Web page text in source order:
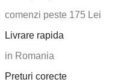
comenzi peste 175 Lei
Livrare rapida
in Romania
Preturi corecte